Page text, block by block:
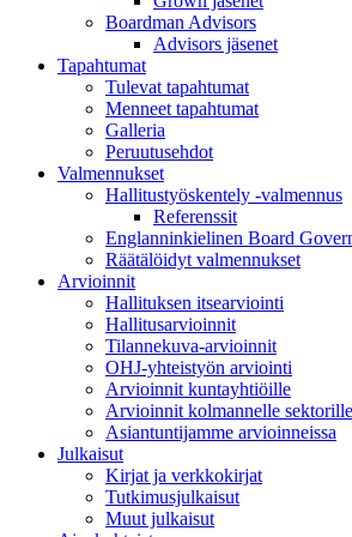
Boardman Advisors
Advisors jäsenet
Tapahtumat
Tulevat tapahtumat
Menneet tapahtumat
Galleria
Peruutusehdot
Valmennukset
Hallitustyöskentely -valmennus
Referenssit
Englanninkielinen Board
Räätälöidyt valmennukset
Arvioinnit
Hallituksen itsearviointi
Hallitusarvioinnit
Tilannekuva-arvioinnit
OHJ-yhteistyön arviointi
Arvioinnit kuntayhtiöille
Arvioinnit kolmannelle sektorille
Asiantuntijamme arvioinneissa
Julkaisut
Kirjat ja verkkokirjat
Tutkimusjulkaisut
Muut julkaisut